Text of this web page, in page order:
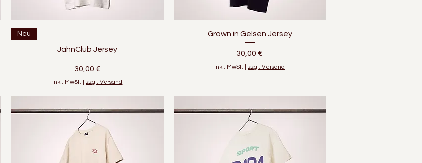
Neu
JahnClub Jersey
Preis
30,00 €
inkl. MwSt. zzgl. Versand
Schnellansicht
Grown in Gelsen Jersey
Preis
30,00 €
inkl. MwSt. zzgl. Versand